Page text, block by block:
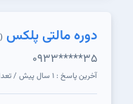
دوره مالتی پلکس (1 سال پیش)
0933*****35
آخرین پاسخ : 1 سال پیش / تعداد پاسخ ها : 2 / پاسخ های پذیرفته شده : 0